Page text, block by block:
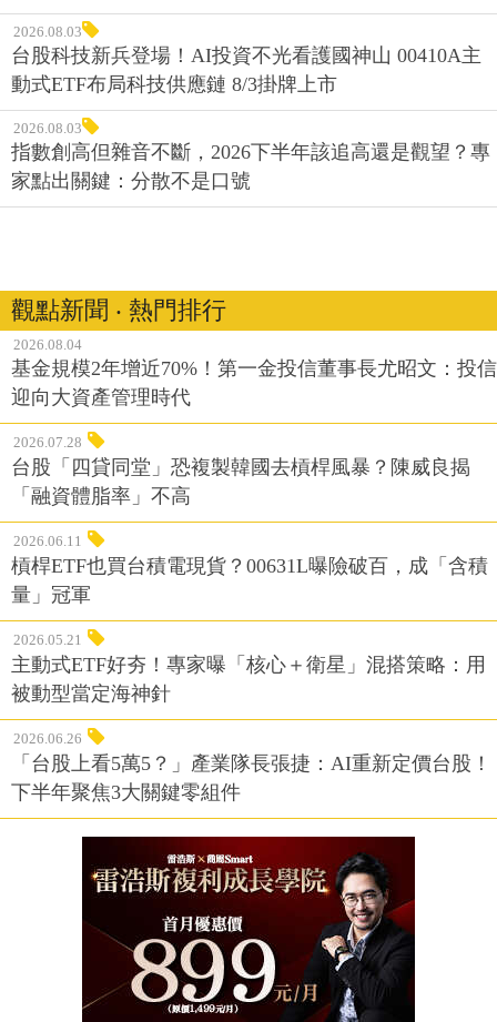
2026.08.03
台股科技新兵登場！AI投資不光看護國神山 00410A主
動式ETF布局科技供應鏈 8/3掛牌上市
2026.08.03
指數創高但雜音不斷，2026下半年該追高還是觀望？專
家點出關鍵：分散不是口號
觀點新聞 ‧ 熱門排行
2026.08.04
基金規模2年增近70%！第一金投信董事長尤昭文：投信
迎向大資產管理時代
2026.07.28
台股「四貸同堂」恐複製韓國去槓桿風暴？陳威良揭
「融資體脂率」不高
2026.06.11
槓桿ETF也買台積電現貨？00631L曝險破百，成「含積
量」冠軍
2026.05.21
主動式ETF好夯！專家曝「核心＋衛星」混搭策略：用
被動型當定海神針
2026.06.26
「台股上看5萬5？」產業隊長張捷：AI重新定價台股！
下半年聚焦3大關鍵零組件